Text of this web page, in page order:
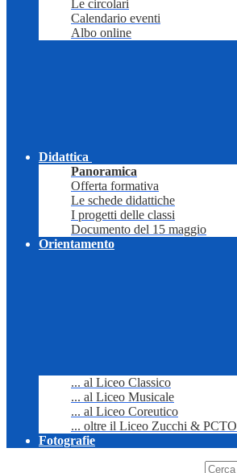
Le circolari
Calendario eventi
Albo online
Didattica
Panoramica
Offerta formativa
Le schede didattiche
I progetti delle classi
Documento del 15 maggio
Orientamento
... al Liceo Classico
... al Liceo Musicale
... al Liceo Coreutico
... oltre il Liceo Zucchi & PCTO
Fotografie